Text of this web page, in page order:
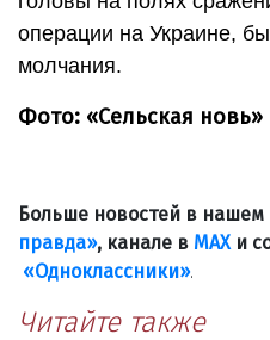
операции на Украине,
молчания.
Фото: «Сельская новь»
Больше новостей в нашем
правда», канале в МАХ и
«Одноклассники».
Читайте также